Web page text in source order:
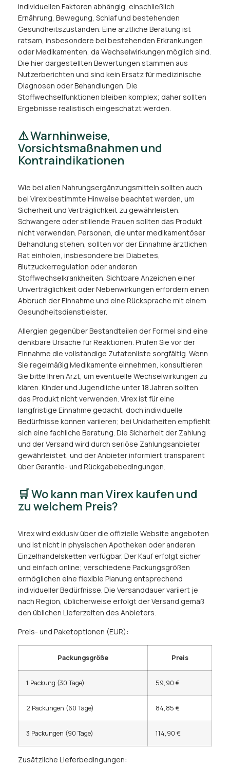
individuellen Faktoren abhängig, einschließlich
Ernährung, Bewegung, Schlaf und bestehenden
Gesundheitszuständen. Eine ärztliche Beratung ist
ratsam, insbesondere bei bestehenden Erkrankungen
oder Medikamenten, da Wechselwirkungen möglich sind.
Die hier dargestellten Bewertungen stammen aus
Nutzerberichten und sind kein Ersatz für medizinische
Diagnosen oder Behandlungen. Die
Stoffwechselfunktionen bleiben komplex; daher sollten
Ergebnisse realistisch eingeschätzt werden.
⚠️ Warnhinweise,
Vorsichtsmaßnahmen und
Kontraindikationen
Wie bei allen Nahrungsergänzungsmitteln sollten auch
bei Virex bestimmte Hinweise beachtet werden, um
Sicherheit und Verträglichkeit zu gewährleisten.
Schwangere oder stillende Frauen sollten das Produkt
nicht verwenden. Personen, die unter medikamentöser
Behandlung stehen, sollten vor der Einnahme ärztlichen
Rat einholen, insbesondere bei Diabetes,
Blutzuckerregulation oder anderen
Stoffwechselkrankheiten. Sichtbare Anzeichen einer
Unverträglichkeit oder Nebenwirkungen erfordern einen
Abbruch der Einnahme und eine Rücksprache mit einem
Gesundheitsdienstleister.
Allergien gegenüber Bestandteilen der Formel sind eine
denkbare Ursache für Reaktionen. Prüfen Sie vor der
Einnahme die vollständige Zutatenliste sorgfältig. Wenn
Sie regelmäßig Medikamente einnehmen, konsultieren
Sie bitte Ihren Arzt, um eventuelle Wechselwirkungen zu
klären. Kinder und Jugendliche unter 18 Jahren sollten
das Produkt nicht verwenden. Virex ist für eine
langfristige Einnahme gedacht, doch individuelle
Bedürfnisse können variieren; bei Unklarheiten empfiehlt
sich eine fachliche Beratung. Die Sicherheit der Zahlung
und der Versand wird durch seriöse Zahlungsanbieter
gewährleistet, und der Anbieter informiert transparent
über Garantie- und Rückgabebedingungen.
🛒 Wo kann man Virex kaufen und
zu welchem Preis?
Virex wird exklusiv über die offizielle Website angeboten
und ist nicht in physischen Apotheken oder anderen
Einzelhandelsketten verfügbar. Der Kauf erfolgt sicher
und einfach online; verschiedene Packungsgrößen
ermöglichen eine flexible Planung entsprechend
individueller Bedürfnisse. Die Versanddauer variiert je
nach Region, üblicherweise erfolgt der Versand gemäß
den üblichen Lieferzeiten des Anbieters.
Preis- und Paketoptionen (EUR):
Packungsgröße Preis
1 Packung (30 Tage) 59,90 €
2 Packungen (60 Tage) 84,85 €
3 Packungen (90 Tage) 114,90 €
Zusätzliche Lieferbedingungen: